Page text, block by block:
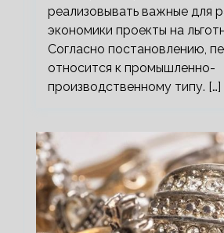
реализовывать важные для
экономики проекты на
Согласно постановлению,
относится к промышленно-
производственному типу. […]